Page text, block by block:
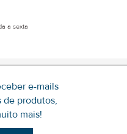
a sexta
e-mails
de produtos,
mais!